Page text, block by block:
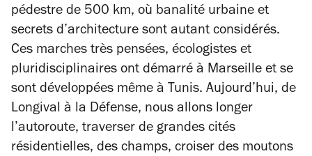
pédestre de 500 km, où banalité urbaine et
secrets d’architecture sont autant considérés.
Ces marches très pensées, écologistes et
pluridisciplinaires ont démarré à Marseille et se
sont développées même à Tunis. Aujourd’hui, de
Longival à la Défense, nous allons longer
l’autoroute, traverser de grandes cités
résidentielles, des champs, croiser des moutons